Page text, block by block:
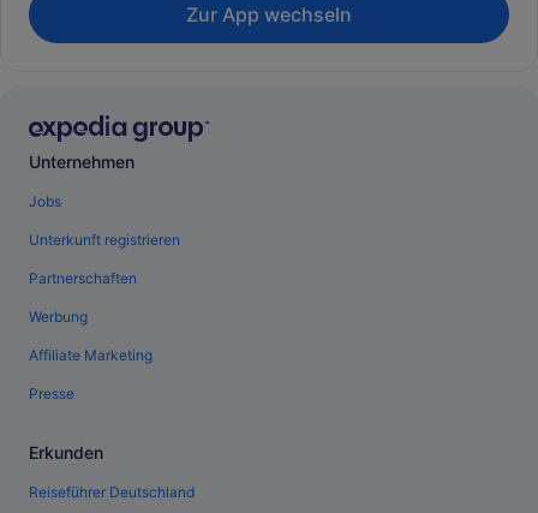
Zur App wechseln
Unternehmen
Jobs
Unterkunft registrieren
Partnerschaften
Werbung
Affiliate Marketing
Presse
Erkunden
Reiseführer Deutschland